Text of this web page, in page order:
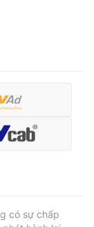
có sự chấp